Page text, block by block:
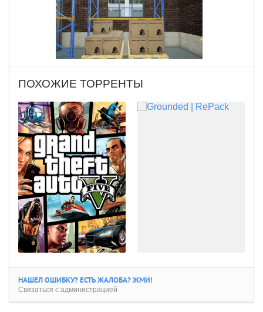
ПОХОЖИЕ ТОРРЕНТЫ
НАШЕЛ ОШИБКУ? ЕСТЬ ЖАЛОБА? ЖМИ!
Связаться с администрацией